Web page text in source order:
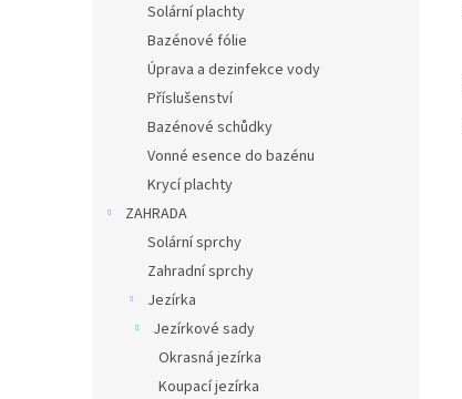
Solární plachty
Bazénové fólie
Úprava a dezinfekce vody
Příslušenství
Bazénové schůdky
Vonné esence do bazénu
Krycí plachty
ZAHRADA
Solární sprchy
Zahradní sprchy
Jezírka
Jezírkové sady
Okrasná jezírka
Koupací jezírka